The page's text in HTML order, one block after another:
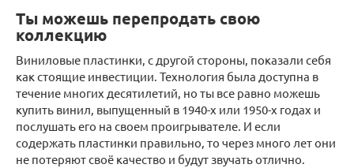
Ты можешь перепродать свою
коллекцию
Виниловые пластинки, с другой стороны, показали себя
как стоящие инвестиции. Технология была доступна в
течение многих десятилетий, но ты все равно можешь
купить винил, выпущенный в 1940-х или 1950-х годах и
послушать его на своем проигрывателе. И если
содержать пластинки правильно, то через много лет они
не потеряют своё качество и будут звучать отлично.